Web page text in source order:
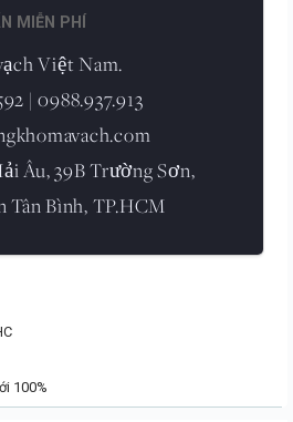
MIỄN PHÍ
Việt Nam.
| 0988.937.913
Âu, 39B Trường Sơn,
Tân Bình, TP.HCM
100%